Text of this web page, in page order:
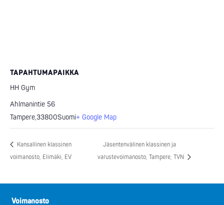
TAPAHTUMAPAIKKA
HH Gym
Ahlmanintie 56
Tampere,33800Suomi+ Google Map
Kansallinen klassinen
voimanosto, Elimäki, EV
Jäsentenvälinen klassinen ja
varustevoimanosto, Tampere, TVN
Voimanosto